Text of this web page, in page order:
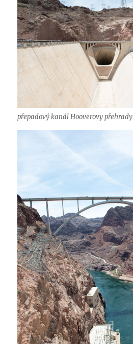
přepadový kanál Hooverovy přehrady